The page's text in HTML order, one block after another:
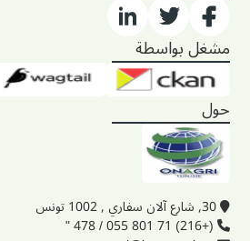
مشغل بواسطة
حول
30, شارع آلان سفاري , 1002 تونس
(+216) 71 801 055 / 478 "